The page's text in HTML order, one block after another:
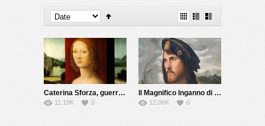
Caterina Sforza, guerriera e alchimista
11.18K 0
Il Magnifico Inganno di Cesare Borgia
12.06K 0